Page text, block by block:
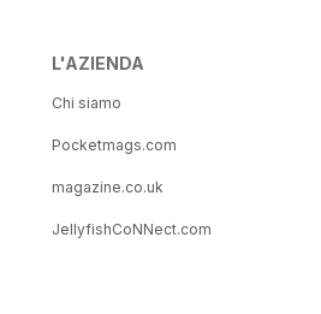
L'AZIENDA
Chi siamo
Pocketmags.com
magazine.co.uk
JellyfishCoNNect.com